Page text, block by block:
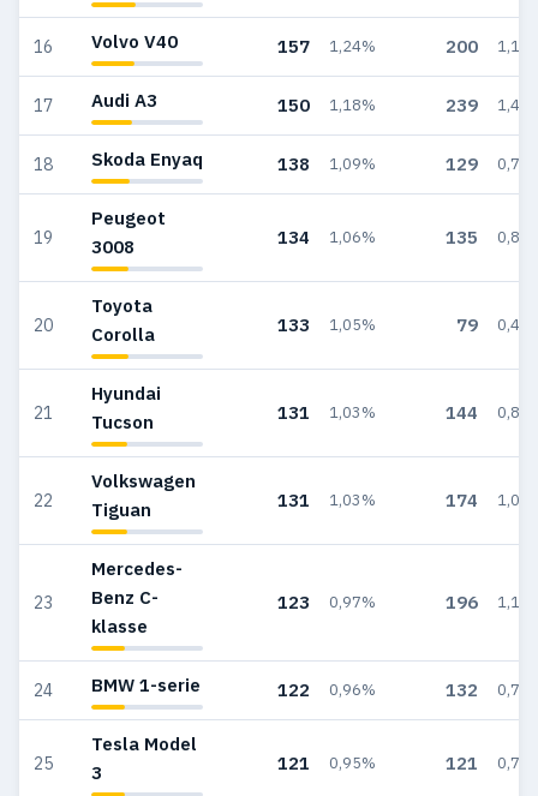
16 Volvo V40 157 1,24% 200
17 Audi A3 150 1,18% 239
18 Skoda Enyaq 138 1,09% 129
19
Peugeot
3008
134 1,06% 135
20
Toyota
Corolla
133 1,05% 79
21
Hyundai
Tucson
131 1,03% 144
22
Volkswagen
Tiguan
131 1,03% 174
23
Mercedes-
Benz C-
klasse
123 0,97% 196
24 BMW 1-serie 122 0,96% 132
25
Tesla Model
3
121 0,95% 121